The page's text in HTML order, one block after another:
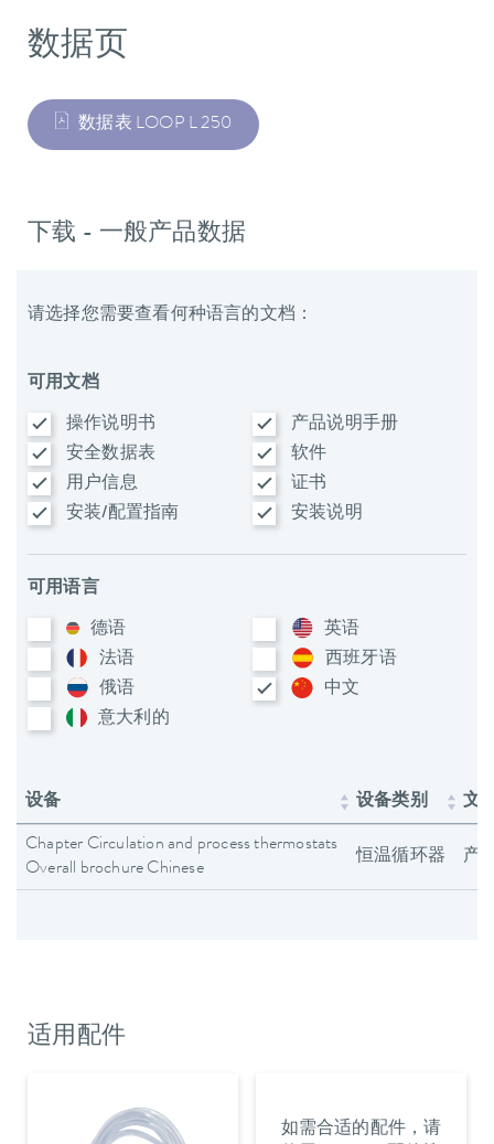
数据页
数据表 LOOP L 250
下载 - 一般产品数据
请选择您需要查看何种语言的文档：
可用文档
操作说明书
产品说明手册
安全数据表
软件
用户信息
证书
安装/配置指南
安装说明
可用语言
德语
英语
法语
西班牙语
俄语
中文
意大利​的
设备 设备类别 文
Chapter Circulation and process thermostats
Overall brochure Chinese
恒温循环器 产
适用配件
如需合适的配件，请